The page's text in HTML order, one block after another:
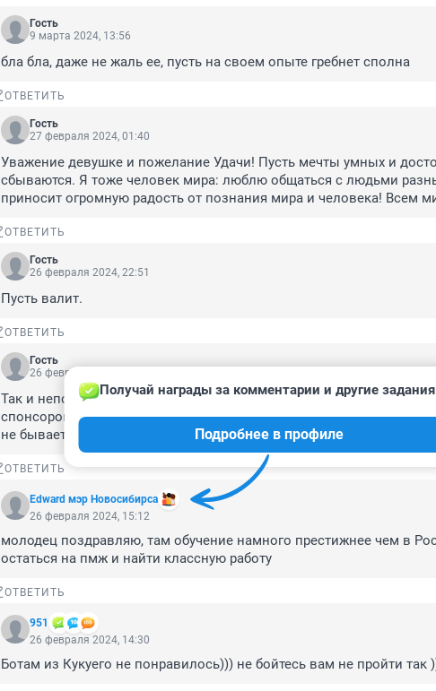
Гость
9 марта 2024, 13:56
бла бла, даже не жаль ее, пусть на своем опыте гребнет сполна
ОТВЕТИТЬ
Гость
27 февраля 2024, 01:40
Уважение девушке и пожелание Удачи! Пусть мечты умных и
сбываются. Я тоже человек мира: люблю общаться с людьми
приносит огромную радость от познания мира и человека! Всем
ОТВЕТИТЬ
Гость
26 февраля 2024, 22:51
Пусть валит.
ОТВЕТИТЬ
Гость
26 февраля 2024, 15:50
Так и непонятно: какая специальность будет Дашутки в конце
спонсоров оплачивается обучение в частном колледже (ибо
не бывает и расплачиваться придётся так или иначе).
ОТВЕТИТЬ
Edward мэр Новосибирса
Получай награды за комментарии и другие
Подробнее в профиле
26 февраля 2024, 15:12
молодец поздравляю, там обучение намного престижнее чем в
остаться на пмж и найти классную работу
ОТВЕТИТЬ
951
26 февраля 2024, 14:30
Ботам из Кукуего не понравилось))) не бойтесь вам не пройти так